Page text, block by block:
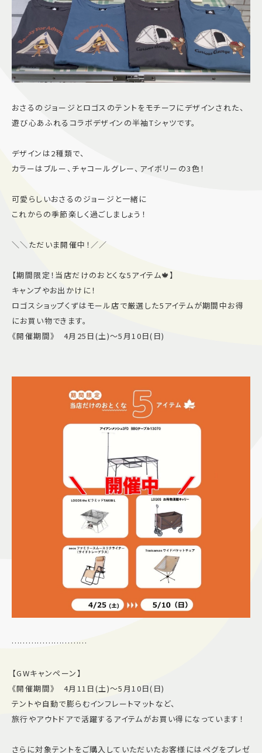
おさるのジョージとロゴスのテントをモチーフにデザインされた、
遊び心あふれるコラボデザインの半袖Tシャツです。
デザインは2種類で、
カラーはブルー、チャコールグレー、アイボリーの3色！
可愛らしいおさるのジョージと一緒に
これからの季節楽しく過ごしましょう！
＼＼ただいま開催中！／／
【期間限定！当店だけのおとくな5アイテム🍁】
キャンプやお出かけに！
ロゴスショップくずはモール店で厳選した5アイテムが期間中お得
にお買い物できます。
《開催期間》 4月25日(土)〜5月10日(日)
………………………
【GWキャンペーン】
《開催期間》 4月11日(土)〜5月10日(日)
テントや自動で膨らむインフレートマットなど、
旅行やアウトドアで活躍するアイテムがお買い得になっています！
さらに対象テントをご購入していただいたお客様にはペグをプレゼ